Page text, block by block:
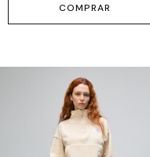
COMPRAR